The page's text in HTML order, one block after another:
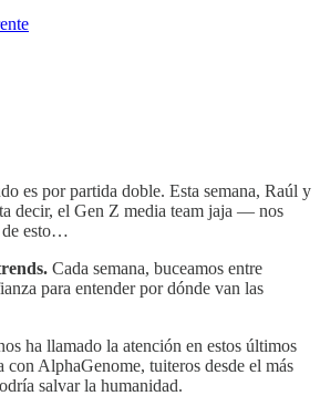
es por partida doble. Esta semana, Raúl y
decir, el Gen Z media team jaja — nos
de esto…
Cada semana, buceamos entre
para entender por dónde van las
ha llamado la atención en estos últimos
con AlphaGenome, tuiteros desde el más
salvar la humanidad.